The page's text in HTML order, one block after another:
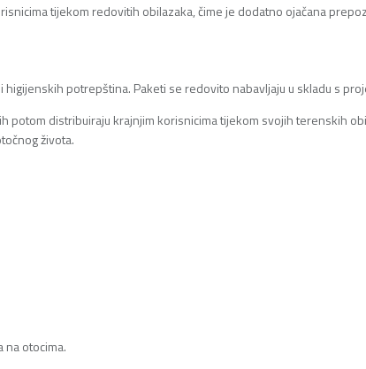
tijekom redovitih obilazaka, čime je dodatno ojačana
potrepština. Paketi se redovito nabavljaju u skladu s
potom distribuiraju krajnjim korisnicima tijekom svojih terenskih
života.
otocima.